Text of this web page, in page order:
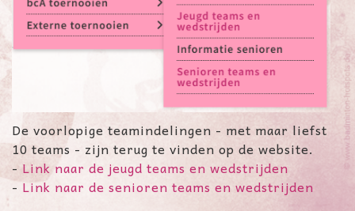
De voorlopige teamindelingen - met maar liefst
10 teams - zijn terug te vinden op de website.
- Link naar de jeugd teams en wedstrijden
-Link naar de senioren teams en wedstrijden